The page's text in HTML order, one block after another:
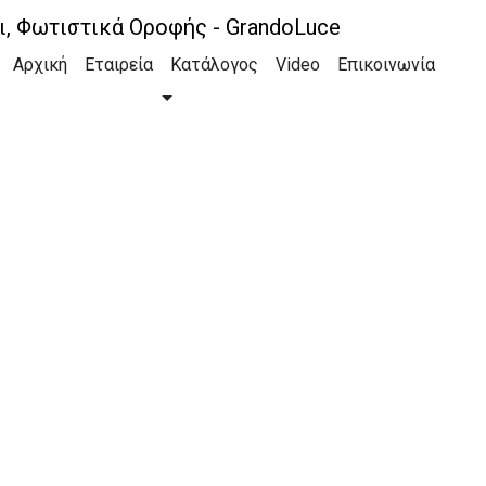
Αρχική Εταιρεία Κατάλογος Video Επικοινωνία